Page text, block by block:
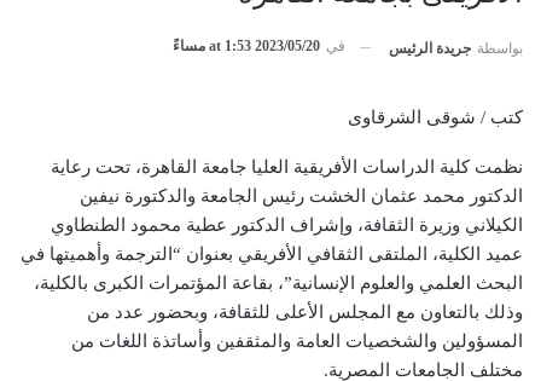
بواسطة جريدة الرئيس في 2023/05/20 at 1:53 مساءً
كتب / شوقى الشرقاوى
نظمت كلية الدراسات الأفريقية العليا جامعة القاهرة، تحت رعاية
الدكتور محمد عثمان الخشت رئيس الجامعة والدكتورة نيفين
الكيلاني وزيرة الثقافة، وإشراف الدكتور عطية محمود الطنطاوي
عميد الكلية، الملتقى الثقافي الأفريقي بعنوان “الترجمة وأهميتها في
البحث العلمي والعلوم الإنسانية”، بقاعة المؤتمرات الكبرى بالكلية،
وذلك بالتعاون مع المجلس الأعلى للثقافة، وبحضور عدد من
المسؤولين والشخصيات العامة والمثقفين وأساتذة اللغات من
مختلف الجامعات المصرية.